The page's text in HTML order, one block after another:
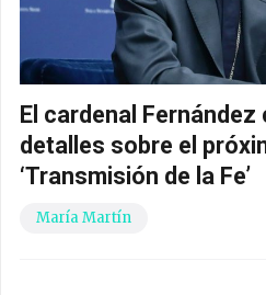
El cardenal
detalles sobre el
‘Transmisión de la Fe’
María Martín